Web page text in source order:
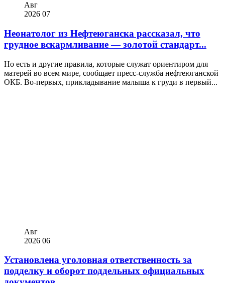
Авг
2026 07
Неонатолог из Нефтеюганска рассказал, что
грудное вскармливание — золотой стандарт...
Но есть и другие правила, которые служат ориентиром для
матерей во всем мире, сообщает пресс-служба нефтеюганской
ОКБ. Во-первых, прикладывание малыша к груди в первый...
Авг
2026 06
Установлена уголовная ответственность за
подделку и оборот поддельных официальных